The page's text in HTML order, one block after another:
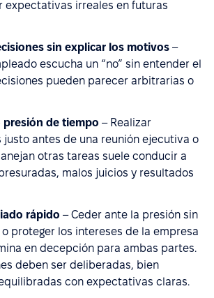
expectativas irreales en futuras
sin explicar los motivos –
escucha un “no” sin entender el
pueden parecer arbitrarias o
presión de tiempo – Realizar
justo antes de una reunión ejecutiva o
otras tareas suele conducir a
malos juicios y resultados
rápido – Ceder ante la presión sin
proteger los intereses de la empresa
en decepción para ambas partes.
deben ser deliberadas, bien
con expectativas claras.